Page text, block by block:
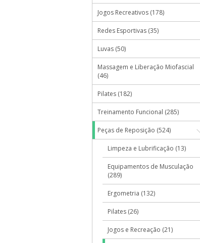
Jogos Recreativos (178)
Redes Esportivas (35)
Luvas (50)
Massagem e Liberação Miofascial
(46)
Pilates (182)
Treinamento Funcional (285)
Peças de Reposição (524)
Limpeza e Lubrificação (13)
Equipamentos de Musculação
(289)
Ergometria (132)
Pilates (26)
Jogos e Recreação (21)